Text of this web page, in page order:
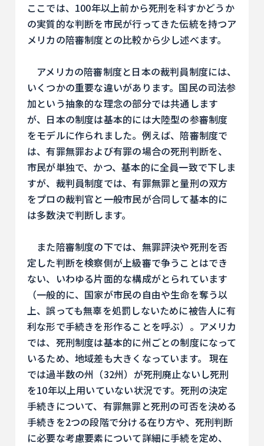
ここでは、100年以上前から死刑を科すかどうか
の実質的な判断を市民が行ってきた伝統を持つア
メリカの陪審制度との比較から少し述べます。
アメリカの陪審制度と日本の裁判員制度には、
いくつかの重要な違いがあります。国民の司法参
加という抽象的な理念の部分では共通します
が、日本の制度は基本的には大陸型の参審制度
をモデルに作られました。例えば、陪審制度で
は、有罪無罪および有罪の場合の死刑判断を、
市民が単独で、かつ、基本的に全員一致で下しま
すが、裁判員制度では、有罪無罪と量刑の双方
をプロの裁判官と一般市民が合同して基本的に
は多数決で判断します。
また陪審制度の下では、無罪評決や死刑を否
定した判断を検察側が上級審で争うことはでき
ない、いわゆる片面的な構成がとられています
（一般的に、国家が市民の自由や生命を奪う以
上、誤っても無辜を処罰しないために被告人に有
利な形で手続きを形作ることを呼ぶ）。アメリカ
では、死刑制度は基本的に州ごとの制度になって
いるため、地域差も大きくなっています。 現在
では過半数の州（32州）が死刑廃止ないし死刑
を10年以上用いていない状況です。死刑の決定
手続きについて、有罪無罪と死刑の可否を決める
手続きを2つの段階で分ける在り方や、死刑判断
に必要な考慮要素について詳細に手続を定め、